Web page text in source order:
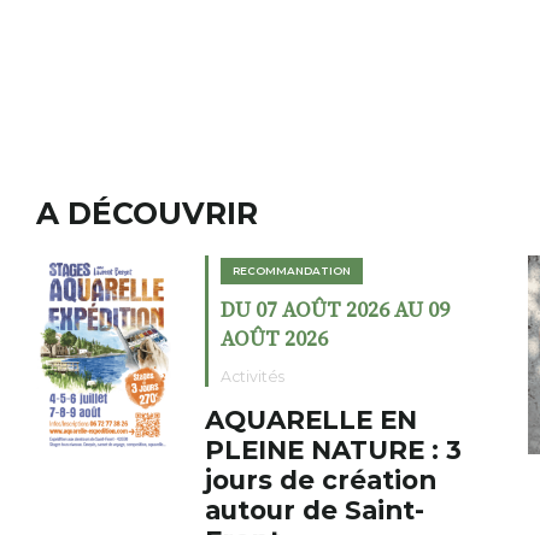
A DÉCOUVRIR
RECOMMANDATION
DU 02 AOÛT 2026 AU 23
AOÛT 2026
Expositions
Cochon charbon au
fumoir
Le Fumoir est une sorte de
cabinet de curiosités. Son